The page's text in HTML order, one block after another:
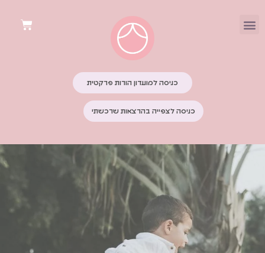
כניסה למועדון הורות פרקטית
כניסה לצפייה בהרצאות שרכשתי